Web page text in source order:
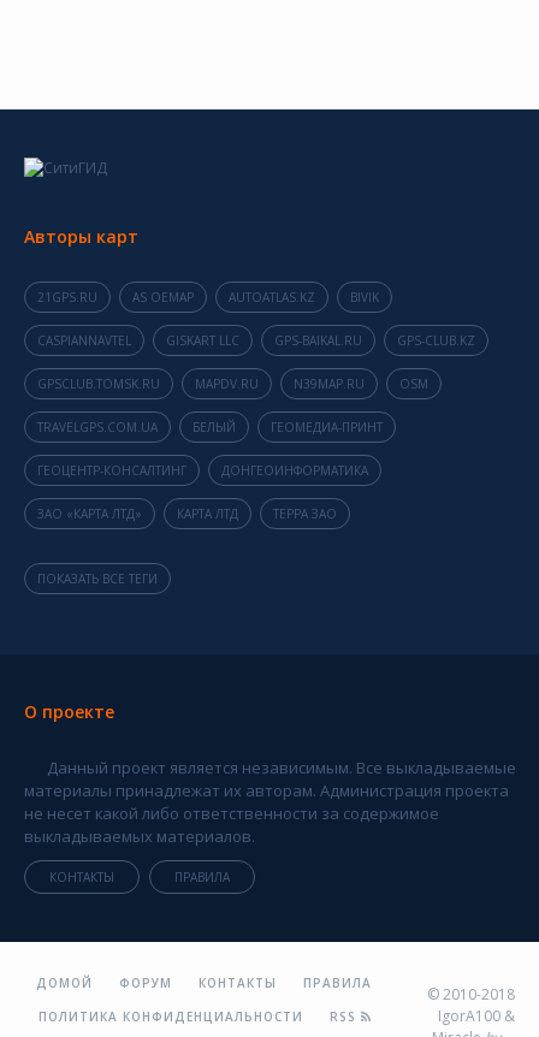
Авторы карт
21GPS.RU AS OEMAP AUTOATLAS.KZ BIVIK
CASPIANNAVTEL GISKART LLC GPS-BAIKAL.RU GPS-CLUB.KZ
GPSCLUB.TOMSK.RU MAPDV.RU N39MAP.RU OSM
TRAVELGPS.COM.UA БЕЛЫЙ ГЕОМЕДИА-ПРИНТ
ГЕОЦЕНТР-КОНСАЛТИНГ ДОНГЕОИНФОРМАТИКА
ЗАО «КАРТА ЛТД» КАРТА ЛТД ТЕРРА ЗАО
ПОКАЗАТЬ ВСЕ ТЕГИ
О проекте
Данный проект является независимым. Все выкладываемые
материалы принадлежат их авторам. Администрация проекта
не несет какой либо ответственности за содержимое
выкладываемых материалов.
КОНТАКТЫ ПРАВИЛА
ДОМОЙ ФОРУМ КОНТАКТЫ
ПРАВИЛА
ПОЛИТИКА КОНФИДЕНЦИАЛЬНОСТИ
RSS
© 2010-2018
IgorA100 &